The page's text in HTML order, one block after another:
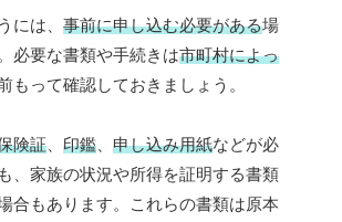
には、 事前に申し込む必要がある場
必要な書類や手続きは市町村によっ
もって確認しておきましょう。
険証 印鑑 申し込み用紙などが必
、家族の状況や所得を証明する書類
合もあります。これらの書類は原本